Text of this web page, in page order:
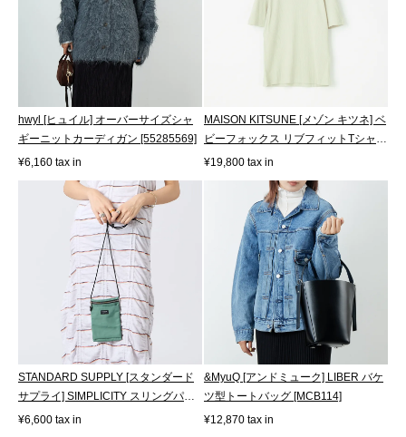
hwyl [ヒュイル] オーバーサイズシャ
ギーニットカーディガン [55285569]
¥6,160 tax in
MAISON KITSUNE [メゾン キツネ] ベ
ビーフォックス リブフィットTシャツ
[O...
¥19,800 tax in
STANDARD SUPPLY [スタンダード
サプライ] SIMPLICITY スリングパー
スM LIMI...
¥6,600 tax in
&MyuQ [アンドミューク] LIBER バケ
ツ型トートバッグ [MCB114]
¥12,870 tax in